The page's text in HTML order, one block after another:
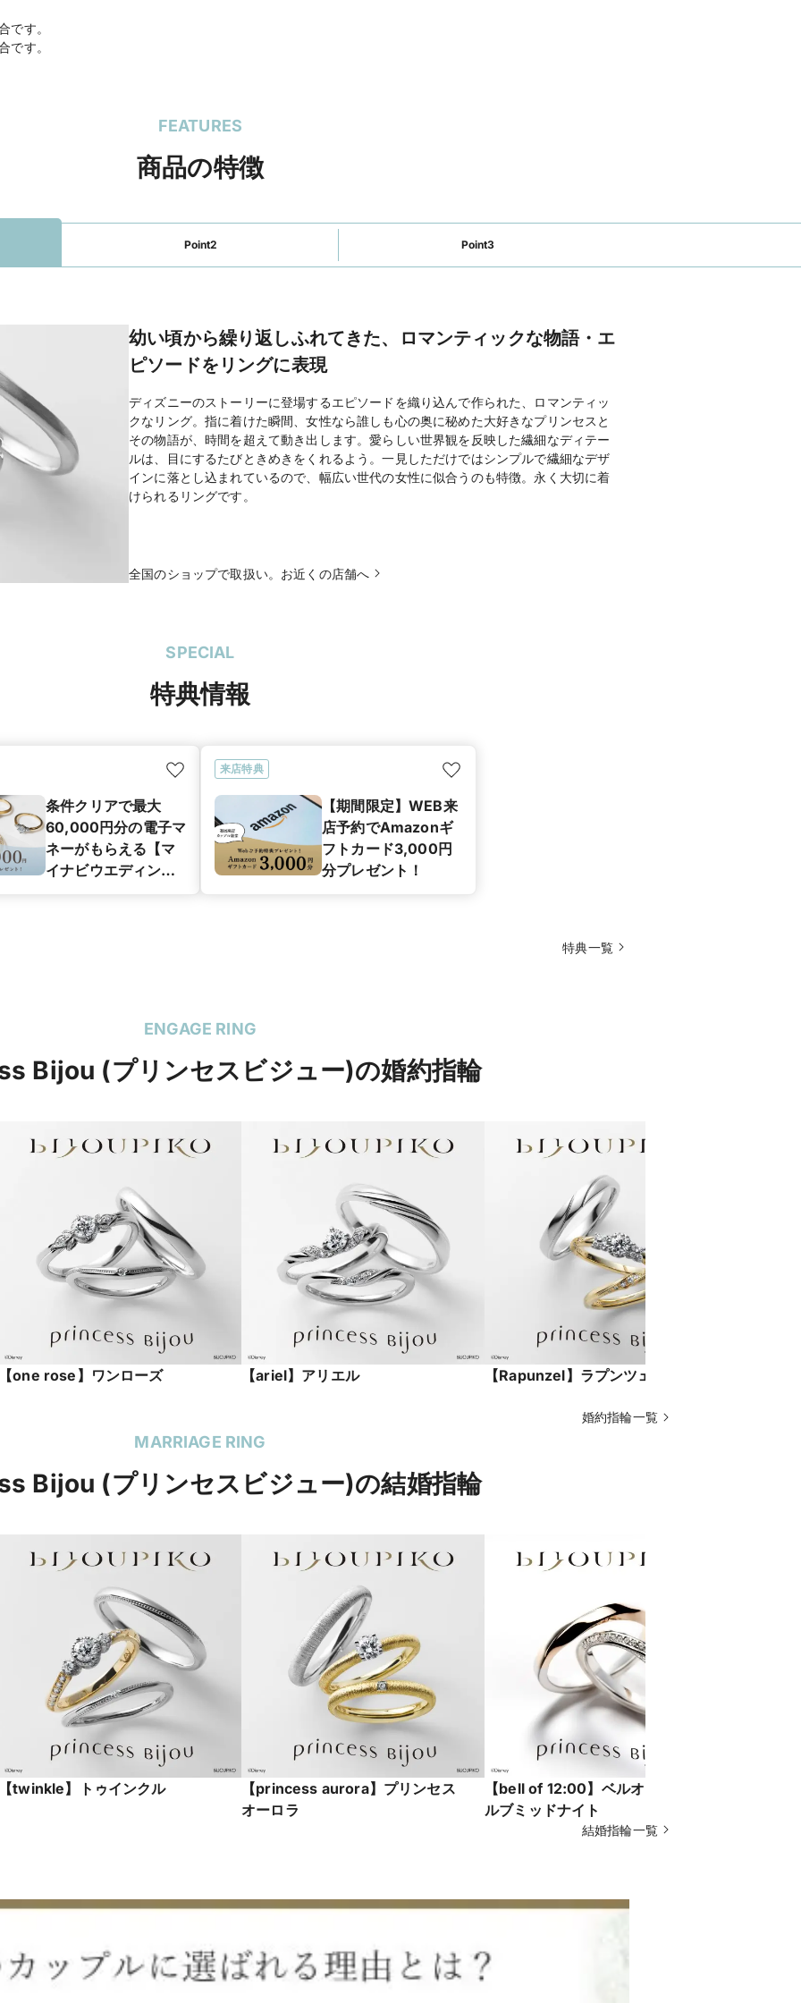
です。
です。
FEATURES
商品の特徴
Point2 Point3
幼い頃から繰り返しふれてきた、ロマンティックな物語・エ
ピソードをリングに表現
ディズニーのストーリーに登場するエピソードを織り込んで作られた、ロマンティッ
クなリング。指に着けた瞬間、女性なら誰しも心の奥に秘めた大好きなプリンセスと
その物語が、時間を超えて動き出します。愛らしい世界観を反映した繊細なディテー
ルは、目にするたびときめきをくれるよう。一見しただけではシンプルで繊細なデザ
インに落とし込まれているので、幅広い世代の女性に似合うのも特徴。永く大切に着
けられるリングです。
全国のショップで取扱い。お近くの店舗へ
SPECIAL
特典情報
条件クリアで最大
60,000円分の電子マ
ネーがもらえる【マ
イナビウエディング
来店特典
【期間限定】WEB来
店予約でAmazonギ
フトカード3,000円
分プレゼント！
特典一覧
ENGAGE RING
Bijou (プリンセスビジュー)の婚約指輪
one rose】ワンローズ 【ariel】アリエル 【Rapunzel】ラプンツェル
婚約指輪一覧
MARRIAGE RING
Bijou (プリンセスビジュー)の結婚指輪
twinkle】トゥインクル
【princess aurora】プリンセス
オーロラ
【bell of 12:00】ベルオブトゥウェ
ルブミッドナイト
結婚指輪一覧